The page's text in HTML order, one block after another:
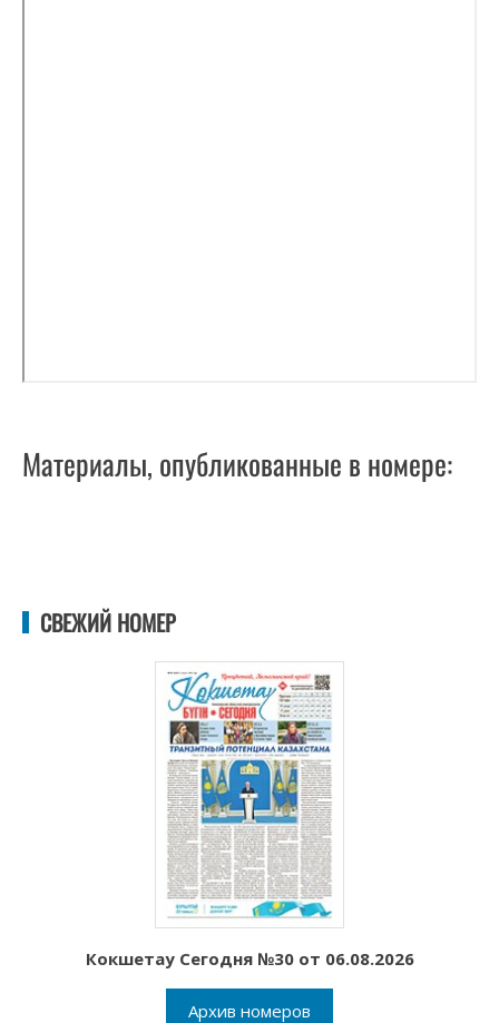
Материалы, опубликованные в номере:
СВЕЖИЙ НОМЕР
Кокшетау Сегодня №30 от 06.08.2026
Архив номеров